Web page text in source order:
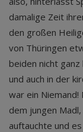
damalige Zeit
den großen
von Thüringen
beiden nicht
und auch in der
war ein
dem jungen
auftauchte und